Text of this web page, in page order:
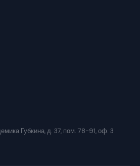
Губкина, д. 37, пом. 78-91, оф. 3